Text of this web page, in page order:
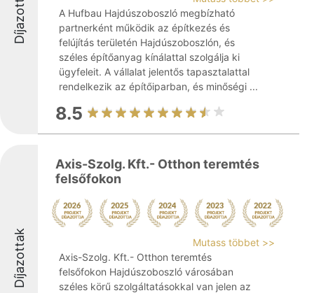
Díjazottak
A Hufbau Hajdúszoboszló megbízható
partnerként működik az építkezés és
felújítás területén Hajdúszoboszlón, és
széles építőanyag kínálattal szolgálja ki
ügyfeleit. A vállalat jelentős tapasztalattal
rendelkezik az építőiparban, és minőségi ...
8.5
Díjazottak
Axis-Szolg. Kft.- Otthon teremtés
felsőfokon
Mutass többet >>
Axis-Szolg. Kft.- Otthon teremtés
felsőfokon Hajdúszoboszló városában
széles körű szolgáltatásokkal van jelen az